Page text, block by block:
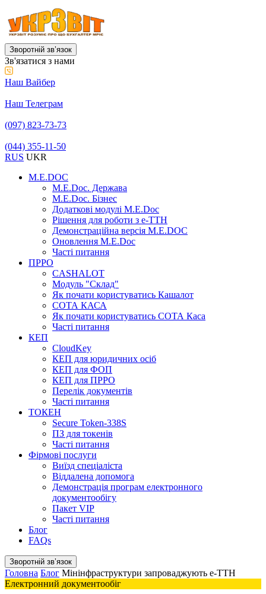
Зворотній звʼязок
Зв'язатися з нами
Наш Вайбер
Наш Телеграм
(097) 823-73-73
(044) 355-11-50
RUS UKR
M.E.DOC
M.E.Doc. Держава
M.E.Doc. Бізнес
Додаткові модулі M.E.Doc
Рішення для роботи з е-ТТН
Демонстраційна версія M.E.DOC
Оновлення M.E.Doc
Часті питання
ПРРО
CASHALOT
Модуль "Склад"
Як почати користуватись Кашалот
СОТА КАСА
Як почати користуватись СОТА Каса
Часті питання
КЕП
CloudKey
КЕП для юридичних осіб
КЕП для ФОП
КЕП для ПРРО
Перелік документів
Часті питання
ТОКЕН
Secure Token-338S
ПЗ для токенів
Часті питання
Фірмові послуги
Виїзд спеціаліста
Віддалена допомога
Демонстрація програм електронного
документообігу
Пакет VIP
Часті питання
Блог
FAQs
Зворотній звʼязок
Головна Блог Мінінфраструктури запроваджують е-ТТН
Електронний документообіг